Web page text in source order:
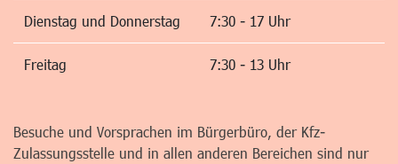
Dienstag und Donnerstag 7:30 - 17 Uhr
Freitag 7:30 - 13 Uhr
Besuche und Vorsprachen im Bürgerbüro, der Kfz-
Zulassungsstelle und in allen anderen Bereichen sind nur